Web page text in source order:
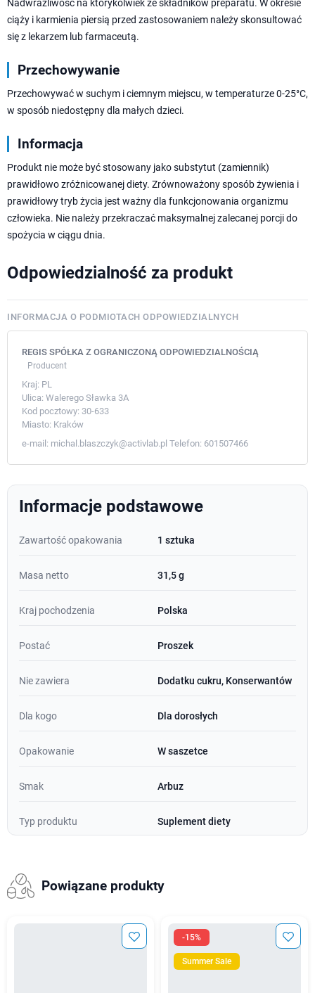
Nadwrażliwość na którykolwiek ze składników preparatu. W okresie
ciąży i karmienia piersią przed zastosowaniem należy skonsultować
się z lekarzem lub farmaceutą.
Przechowywanie
Przechowywać w suchym i ciemnym miejscu, w temperaturze 0-25°C,
w sposób niedostępny dla małych dzieci.
Informacja
Produkt nie może być stosowany jako substytut (zamiennik)
prawidłowo zróżnicowanej diety. Zrównoważony sposób żywienia i
prawidłowy tryb życia jest ważny dla funkcjonowania organizmu
człowieka. Nie należy przekraczać maksymalnej zalecanej porcji do
spożycia w ciągu dnia.
Odpowiedzialność za produkt
INFORMACJA O PODMIOTACH ODPOWIEDZIALNYCH
REGIS SPÓŁKA Z OGRANICZONĄ ODPOWIEDZIALNOŚCIĄ
Producent
Kraj: PL
Ulica: Walerego Sławka 3A
Kod pocztowy: 30-633
Miasto: Kraków
e-mail: michal.blaszczyk@activlab.pl Telefon: 601507466
Informacje podstawowe
Zawartość opakowania 1 sztuka
Masa netto 31,5 g
Kraj pochodzenia Polska
Postać Proszek
Nie zawiera Dodatku cukru, Konserwantów
Dla kogo Dla dorosłych
Opakowanie W saszetce
Smak Arbuz
Typ produktu Suplement diety
Powiązane produkty
-15%
Summer Sale